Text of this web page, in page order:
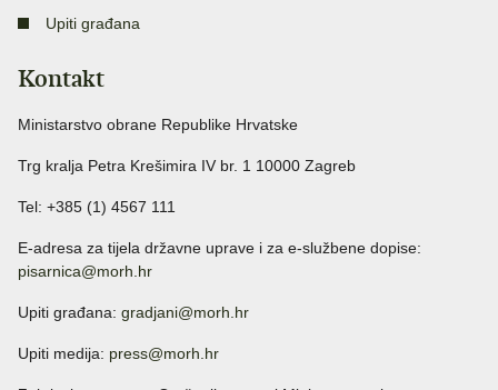
Upiti građana
Kontakt
Ministarstvo obrane Republike Hrvatske
Trg kralja Petra Krešimira IV br. 1 10000 Zagreb
Tel: +385 (1) 4567 111
E-adresa za tijela državne uprave i za e-službene dopise:
pisarnica@morh.hr
Upiti građana: gradjani@morh.hr
Upiti medija: press@morh.hr